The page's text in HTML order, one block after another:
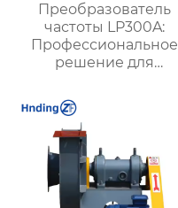
Преобразователь
частоты LP300A:
Профессиональное
решение для
автоматизации